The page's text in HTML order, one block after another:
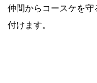
仲間からコースケを
付けます。